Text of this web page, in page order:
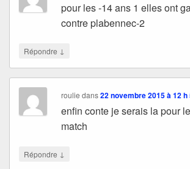
pour les -14 ans 1 elles ont
contre plabennec-2
Répondre ↓
roulie dans22 novembre 2015 à 12 h
enfin conte je serais la pour
match
Répondre ↓